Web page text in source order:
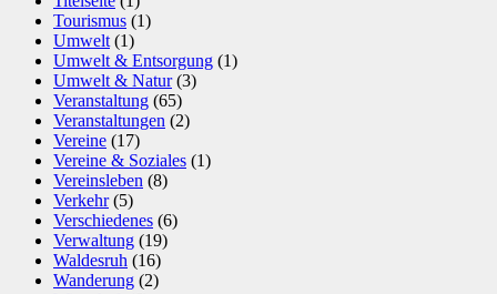
Tourismus (1)
Umwelt (1)
Umwelt & Entsorgung (1)
Umwelt & Natur(3)
Veranstaltung (65)
Veranstaltungen (2)
Vereine (17)
Vereine & Soziales (1)
Vereinsleben (8)
Verkehr(5)
Verschiedenes (6)
Verwaltung (19)
Waldesruh (16)
Wanderung (2)